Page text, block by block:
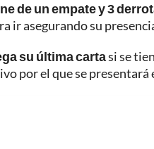
de un empate y 3
ir asegurando su
su última cartasi se
por el que se